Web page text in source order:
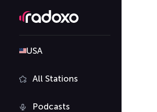
USA
All Stations
Podcasts